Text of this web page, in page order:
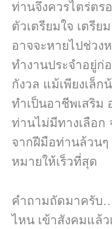
ท่านจึงควรไตร่ตร
ตัวเตรียมใจ เตรีย
อาจจะหายไปช่วง
ทำงานประจำอยู่
กังวล แม้เพียงเล็ก
ทำเป็นอาชีพเสริม
ท่านไม่มีทางเลือก
จากฝีมือท่านล้วนๆ
หมายให้เร็วที่สุด
คำถามถัดมาครับ
ไหน เข้าสังคมแล้